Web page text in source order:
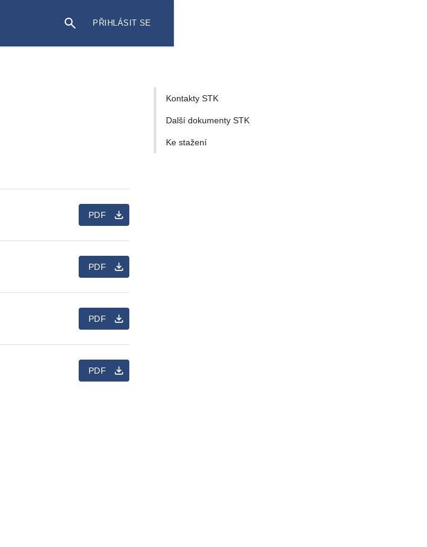
PŘIHLÁSIT SE
PDF
PDF
PDF
PDF
Kontakty STK
Další dokumenty STK
Ke stažení